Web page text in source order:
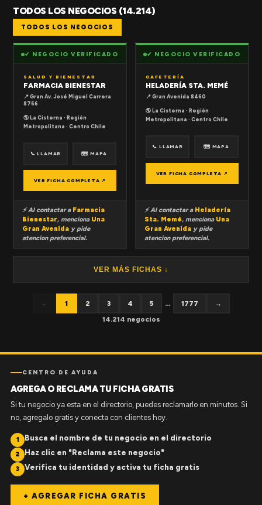
TODOS LOS NEGOCIOS (14.214)
TODOS LOS NEGOCIOS
✔ NEGOCIO VERIFICADO
SALUD Y BIENESTAR
FARMACIA BIENESTAR
📍 Gran Av. José Miguel Carrera
8766
🌎 La Cisterna · Región
Metropolitana · Centro Chile
📞 LLAMAR 🗺 MAPA
VER FICHA COMPLETA ↗
⚡ Al contactar a Farmacia
Bienestar, menciona Una
Gran Avenida y pide
atencion preferencial.
✔ NEGOCIO VERIFICADO
CAFETERÍA
HELADERÍA STA. MEMÉ
📍 Gran Avenida 8460
🌎 La Cisterna · Región
Metropolitana · Centro Chile
📞 LLAMAR 🗺 MAPA
VER FICHA COMPLETA ↗
⚡ Al contactar a Heladería
Sta. Memé, menciona Una
Gran Avenida y pide
atencion preferencial.
VER MÁS FICHAS ↓
← 1 2 3 4 5 ... 1777
→
14.214 negocios
CENTRO DE AYUDA
AGREGA O RECLAMA TU FICHA GRATIS
Si tu negocio ya esta en el directorio, puedes reclamarlo en minutos. Si
no, agregalo gratis y conecta con clientes hoy.
1 Busca el nombre de tu negocio en el directorio
2 Haz clic en "Reclama este negocio"
3 Verifica tu identidad y activa tu ficha gratis
+ AGREGAR FICHA GRATIS